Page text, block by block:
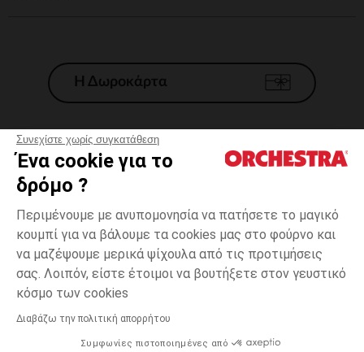
Συνεχίστε χωρίς συγκατάθεση
Ένα cookie για το
δρόμο ?
Περιμένουμε με ανυπομονησία να πατήσετε το μαγικό
κουμπί για να βάλουμε τα cookies μας στο φούρνο και
να μαζέψουμε μερικά ψίχουλα από τις προτιμήσεις
σας. Λοιπόν, είστε έτοιμοι να βουτήξετε στον γευστικό
κόσμο των cookies
Διαβάζω την πολιτική απορρήτου
Συμφωνίες πιστοποιημένες από
Λευκό MEDIUM
Δυνατότητα πληρωμής με
Η Δωροκάρτα
Γενικοί 'Οροι Πώλησης
*Εμπορικες προσφορες
Προσωπικά δεδομένα
Διαχείρηση των cookies
Προσβασιμότητα: μη συμμορφούμενη
H Orchestra συμμετέχει στον κωδικά δεοντολογίας και στο σύστημα
μεσολάβησης της Γαλλικής Ομοσπονδίας Ηλεκτρονικού Εμπορίου.